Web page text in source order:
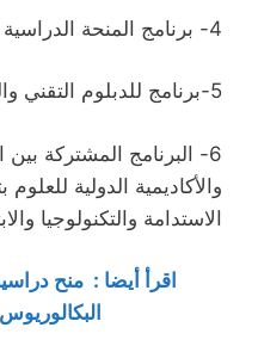
4- برنامج المنحة الدراسية لدراسة ما بعد الدكتوراه.
5-برنامج للدبلوم التقني والتدريب المهني.
6- البرنامج المشتركة بين
والأكاديمية الدولية
الاستدامة والتكنولوجيا
اقرأ أيضا : منح